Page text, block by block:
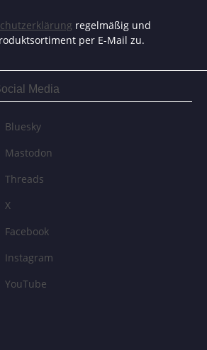
regelmäßig und
per E-Mail zu.
Media
Bluesky
Mastodon
Threads
X
Facebook
Instagram
YouTube